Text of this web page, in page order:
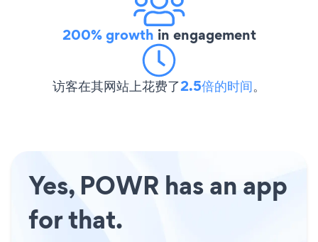
200% growth in engagement
访客在其网站上花费了2.5倍的时间。
Yes, POWR has an app
for that.